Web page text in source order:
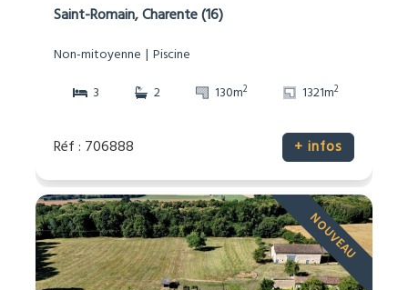
Saint-Romain, Charente (16)
Non-mitoyenne
Piscine
3
2 130m2 1321m2
Réf : 706888 + infos
NOUVEAU